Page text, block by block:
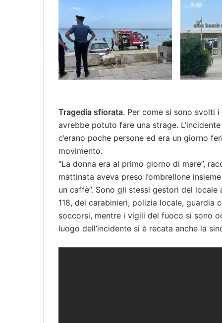
Tragedia sfiorata. Per come si sono svolti
avrebbe potuto fare una strage.
c’erano poche persone ed era un giorno
movimento.
“La donna era al primo giorno di mare”,
mattinata aveva preso l’ombrellone
un caffè”. Sono gli stessi gestori del
118, dei carabinieri, polizia locale,
soccorsi, mentre i vigili del fuoco si sono
luogo dell’incidente si è recata anche la